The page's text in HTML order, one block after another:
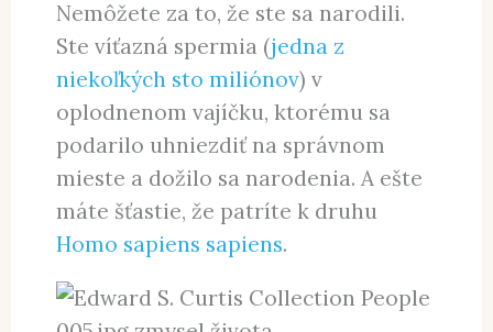
taký a ani život každého jednotlivca
nemá zmysel.
(Ešte vydržte, nie som
ani taký cynik, ani nihilista.)
Nemôžete za to, že ste sa narodili.
Ste víťazná spermia (jedna z
niekoľkých sto miliónov) v
oplodnenom vajíčku, ktorému sa
podarilo uhniezdiť na správnom
mieste a dožilo sa narodenia. A ešte